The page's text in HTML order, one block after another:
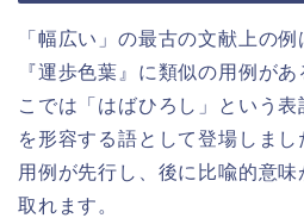
「幅広い」の最古の文献上の
『運歩色葉』に類似の用例が
こでは「はばひろし」という表
を形容する語として登場しま
用例が先行し、後に比喩的意
取れます。